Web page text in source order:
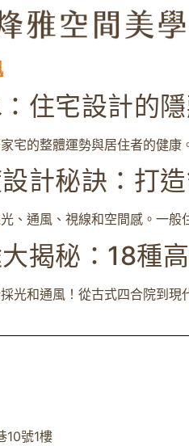
住宅設計的
宅的整體運勢與居住者的健
計秘訣：打
、通風、視線和空間感。一
揭秘：18種
光和通風！從古式四合院到
10號1樓